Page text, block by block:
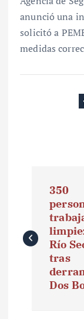
anunció una
solicitó a
medidas
v
e
350
Río
tras
Dos